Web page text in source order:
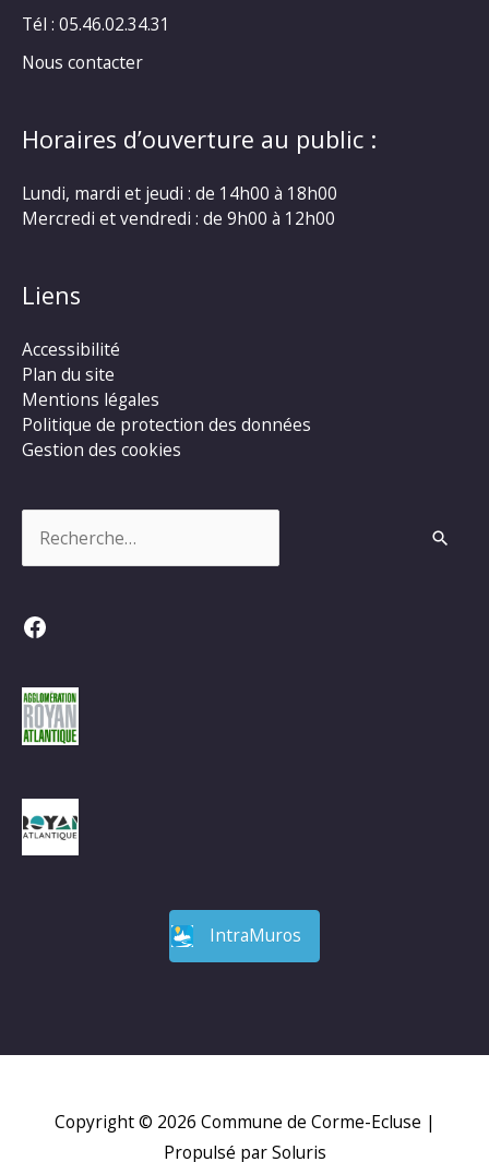
Tél : 05.46.02.34.31
Nous contacter
Horaires d’ouverture au public :
Lundi, mardi et jeudi : de 14h00 à 18h00
Mercredi et vendredi : de 9h00 à 12h00
Liens
Accessibilité
Plan du site
Mentions légales
Politique de protection des données
Gestion des cookies
Facebook
IntraMuros
Copyright © 2026 Commune de Corme-Ecluse |
Propulsé par Soluris